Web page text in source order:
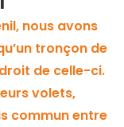
nous avons
tronçon de
de celle-ci.
volets,
commun entre